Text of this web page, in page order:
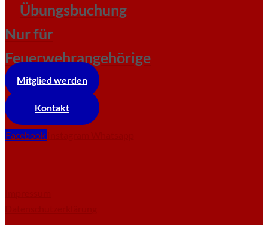
Übungsbuchung
Nur für
Feuerwehrangehörige
Mitglied werden
Kontakt
Facebook